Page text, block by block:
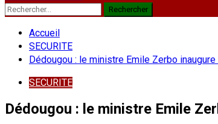
Rechercher :
Accueil
SECURITE
Dédougou : le ministre Emile Zerbo
SECURITE
Dédougou : le ministre Emile